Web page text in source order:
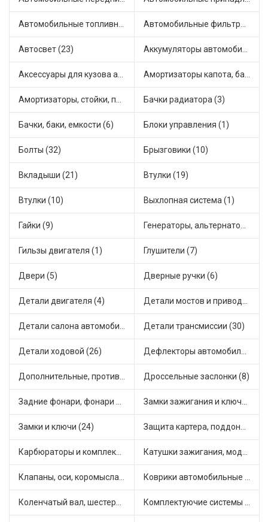
Автомобильные топливные насосы (33) Автомобильные фильтры (1)
Автосвет (23) Аккумуляторы автомобильные (1)
Аксессуары для кузова автомобиля (3) Амортизаторы капота, багажника (6)
Амортизаторы, стойки, подушки стоек (49) Бачки радиатора (3)
Бачки, баки, емкости (6) Блоки управления (1)
Болты (32) Брызговики (10)
Вкладыши (21) Втулки (19)
Втулки (10) Выхлопная система (1)
Гайки (9) Генераторы, альтернаторы и комплектующие (43)
Гильзы двигателя (1) Глушители (7)
Двери (5) Дверные ручки (6)
Детали двигателя (4) Детали мостов и привода трансмиссии (17)
Детали салона автомобиля (28) Детали трансмиссии (30)
Детали ходовой (26) Дефлекторы автомобильные (1)
Дополнительные, противотуманные фары (2) Дроссельные заслонки (8)
Задние фонари, фонари видимости (3) Замки зажигания и ключи (14)
Замки и ключи (24) Защита картера, поддона, КПП (2)
Карбюраторы и комплектующие (25) Катушки зажигания, модули зажигания (15)
Клапаны, оси, коромысла (12) Коврики автомобильные (5)
Коленчатый вал, шестерни коленчатого вала (1) Комплектуючие системы стеклоочистителя (6)